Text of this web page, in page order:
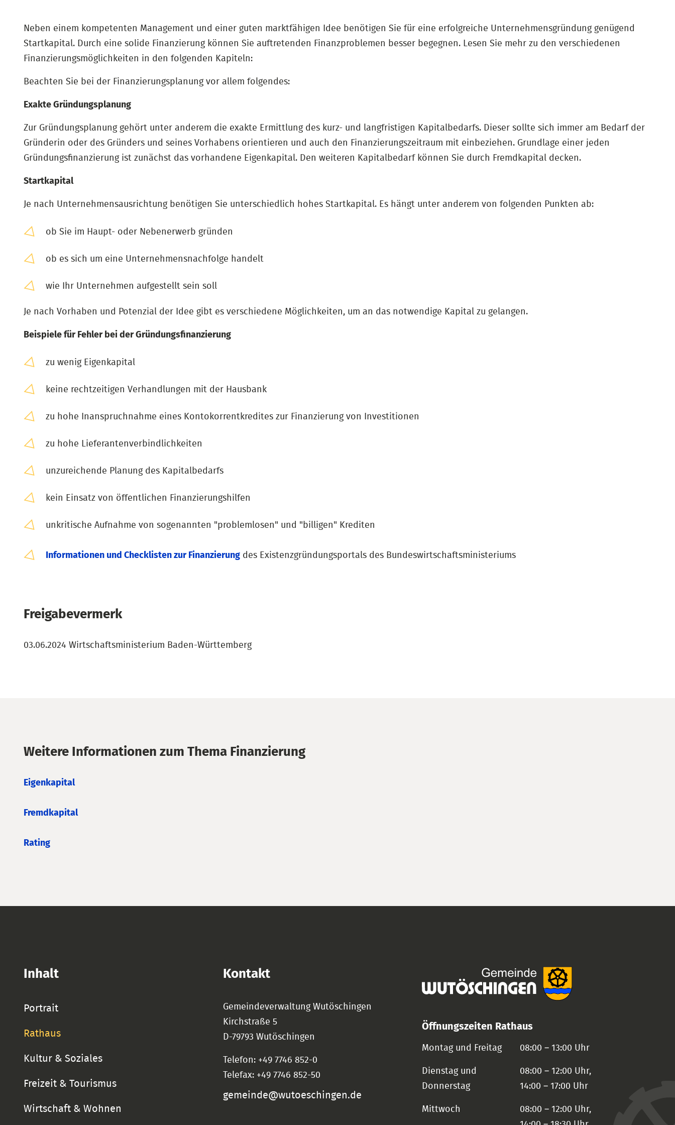
Neben einem kompetenten Management und einer guten marktfähigen Idee benötigen Sie für eine erfolgreiche Unternehmensgründung genügend
Startkapital. Durch eine solide Finanzierung können Sie auftretenden Finanzproblemen besser begegnen. Lesen Sie mehr zu den verschiedenen
Finanzierungsmöglichkeiten in den folgenden Kapiteln:
Beachten Sie bei der Finanzierungsplanung vor allem folgendes:
Exakte Gründungsplanung
Zur Gründungsplanung gehört unter anderem die exakte Ermittlung des kurz- und langfristigen Kapitalbedarfs. Dieser sollte sich immer am Bedarf der
Gründerin oder des Gründers und seines Vorhabens orientieren und auch den Finanzierungszeitraum mit einbeziehen. Grundlage einer jeden
Gründungsfinanzierung ist zunächst das vorhandene Eigenkapital. Den weiteren Kapitalbedarf können Sie durch Fremdkapital decken.
Startkapital
Je nach Unternehmensausrichtung benötigen Sie unterschiedlich hohes Startkapital. Es hängt unter anderem von folgenden Punkten ab:
ob Sie im Haupt- oder Nebenerwerb gründen
ob es sich um eine Unternehmensnachfolge handelt
wie Ihr Unternehmen aufgestellt sein soll
Je nach Vorhaben und Potenzial der Idee gibt es verschiedene Möglichkeiten, um an das notwendige Kapital zu gelangen.
Beispiele für Fehler bei der Gründungsfinanzierung
zu wenig Eigenkapital
keine rechtzeitigen Verhandlungen mit der Hausbank
zu hohe Inanspruchnahme eines Kontokorrentkredites zur Finanzierung von Investitionen
zu hohe Lieferantenverbindlichkeiten
unzureichende Planung des Kapitalbedarfs
kein Einsatz von öffentlichen Finanzierungshilfen
unkritische Aufnahme von sogenannten "problemlosen" und "billigen" Krediten
Informationen und Checklisten zur Finanzierung des Existenzgründungsportals des Bundeswirtschaftsministeriums
Freigabevermerk
03.06.2024 Wirtschaftsministerium Baden-Württemberg
Weitere Informationen zum Thema Finanzierung
Eigenkapital
Fremdkapital
Rating
Inhalt
Portrait
Rathaus
Kultur & Soziales
Freizeit & Tourismus
Wirtschaft & Wohnen
Kontakt
Gemeindeverwaltung Wutöschingen
Kirchstraße 5
D-79793 Wutöschingen
Telefon: +49 7746 852-0
Telefax: +49 7746 852-50
gemeinde@wutoeschingen.de
Öffnungszeiten Rathaus
Montag und Freitag 08:00 – 13:00 Uhr
Dienstag und
Donnerstag
08:00 – 12:00 Uhr,
14:00 – 17:00 Uhr
Mittwoch
08:00 – 12:00 Uhr,